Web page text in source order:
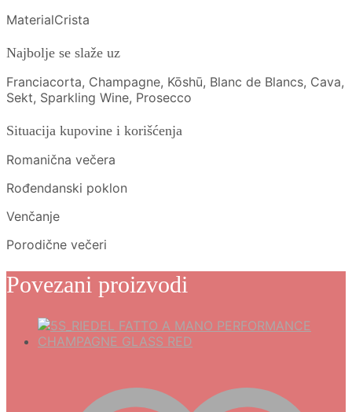
MaterialCrista
Najbolje se slaže uz
Franciacorta, Champagne, Kōshū, Blanc de Blancs, Cava,
Sekt, Sparkling Wine, Prosecco
Situacija kupovine i korišćenja
Romanična večera
Rođendanski poklon
Venčanje
Porodične večeri
Povezani proizvodi